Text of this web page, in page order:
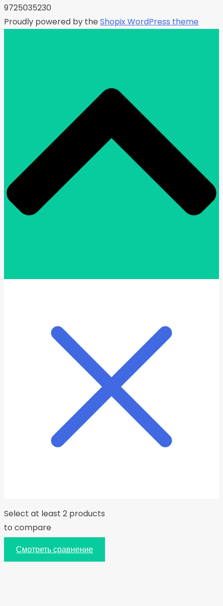
9725035230
Proudly powered by the Shopix WordPress theme
Select at least 2 products
to compare
Смотреть сравнение